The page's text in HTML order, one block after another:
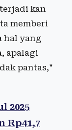
kan
memberi
hal yang
apalagi
pantas,"
2025
Rp41,7